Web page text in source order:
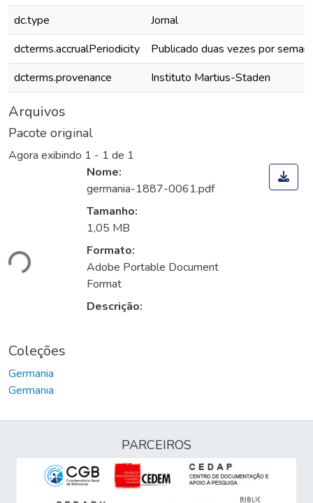
dc.type
Jornal
dcterms.accrualPeriodicity
Publicado duas vezes por
dcterms.provenance
Instituto Martius-Staden
Arquivos
Pacote original
Agora exibindo 1 - 1 de 1
Nome:
germania-1887-0061.pdf
Tamanho:
1,05 MB
Formato:
Adobe Portable Document
Format
Descrição:
Coleções
Germania
Germania
PARCEIROS